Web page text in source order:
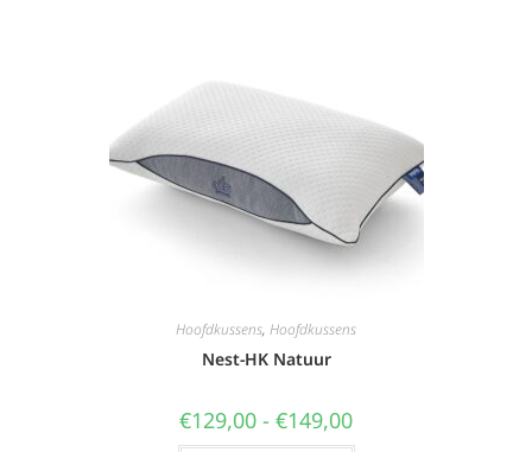
Hoofdkussens, Hoofdkussens
Nest-HK Natuur
€129,00 - €149,00